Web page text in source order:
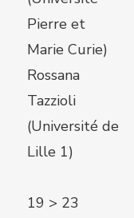
Pierre et
Marie Curie)
Rossana
Tazzioli
(Université de
Lille 1)
19 > 23